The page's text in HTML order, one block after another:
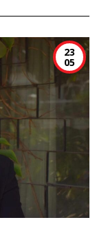
23
05